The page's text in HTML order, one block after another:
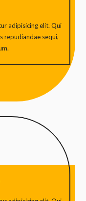
adipisicing elit. Qui
repudiandae sequi,